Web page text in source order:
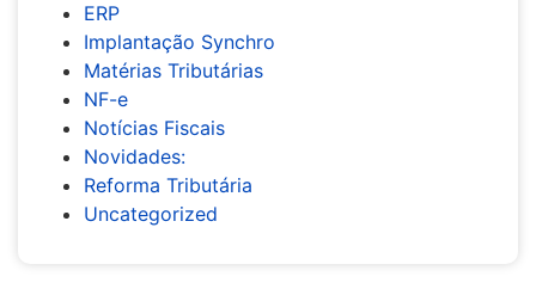
ERP
Implantação Synchro
Matérias Tributárias
NF-e
Notícias Fiscais
Novidades:
Reforma Tributária
Uncategorized